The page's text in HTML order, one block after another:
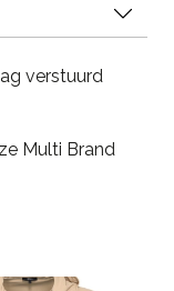
verstuurd
Multi Brand